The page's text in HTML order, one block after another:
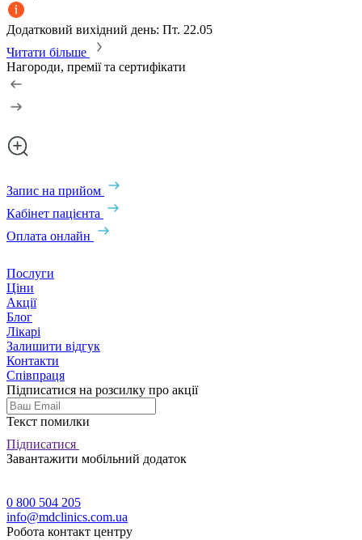
Додатковий вихідний день: Пт. 22.05
Читати більше
Нагороди, премії та сертифікати
Запис на прийом
Кабінет пацієнта
Оплата онлайн
Послуги
Ціни
Акції
Блог
Лікарі
Залишити відгук
Контакти
Співпраця
Підписатися на розсилку про акції
Текст помилки
Підписатися
Завантажити мобільний додаток
0 800 504 205
info@mdclinics.com.ua
Робота контакт центру